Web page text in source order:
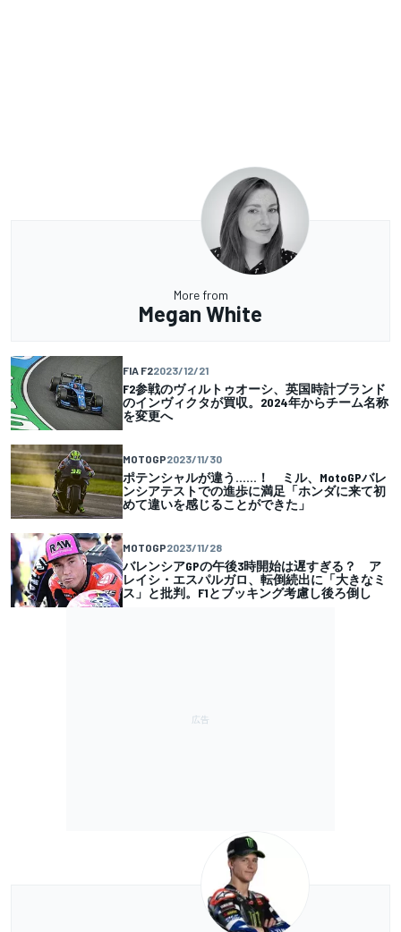
More from
Megan White
FIA F22023/12/21
F2参戦のヴィルトゥオーシ、英国時計ブランド
のインヴィクタが買収。2024年からチーム名称
を変更へ
MOTOGP2023/11/30
ポテンシャルが違う……！ ミル、MotoGPバレ
ンシアテストでの進歩に満足「ホンダに来て初
めて違いを感じることができた」
MOTOGP2023/11/28
バレンシアGPの午後3時開始は遅すぎる？ ア
レイシ・エスパルガロ、転倒続出に「大きなミ
ス」と批判。F1とブッキング考慮し後ろ倒し